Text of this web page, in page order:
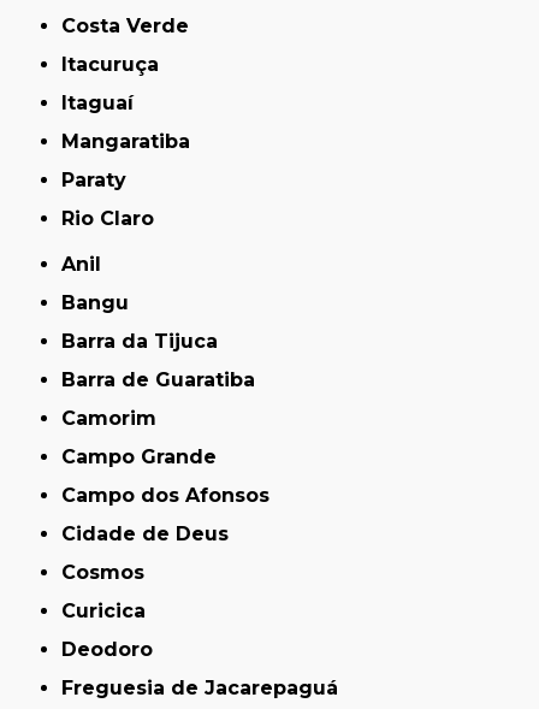
Costa Verde
Itacuruça
Itaguaí
Mangaratiba
Paraty
Rio Claro
Anil
Bangu
Barra da Tijuca
Barra de Guaratiba
Camorim
Campo Grande
Campo dos Afonsos
Cidade de Deus
Cosmos
Curicica
Deodoro
Freguesia de Jacarepaguá